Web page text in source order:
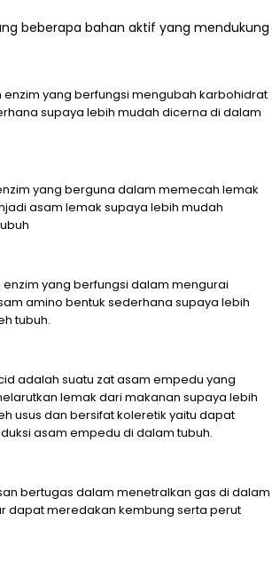
beberapa bahan aktif yang mendukung
yang berfungsi mengubah karbohidrat
supaya lebih mudah dicerna di dalam
yang berguna dalam memecah lemak
asam lemak supaya lebih mudah
yang berfungsi dalam mengurai
amino bentuk sederhana supaya lebih
tubuh.
adalah suatu zat asam empedu yang
lemak dari makanan supaya lebih
usus dan bersifat koleretik yaitu dapat
asam empedu di dalam tubuh.
bertugas dalam menetralkan gas di dalam
dapat meredakan kembung serta perut